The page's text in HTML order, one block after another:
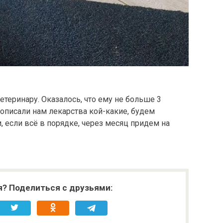
Оказалось, что ему не больше 3
нам лекарства кой-какие, будем
если всё в порядке, через месяц придем на
Поделиться с друзьями: